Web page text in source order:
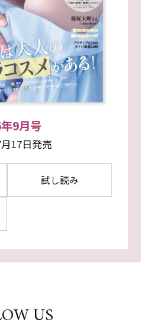
9月号
17日発売
試し読み
US